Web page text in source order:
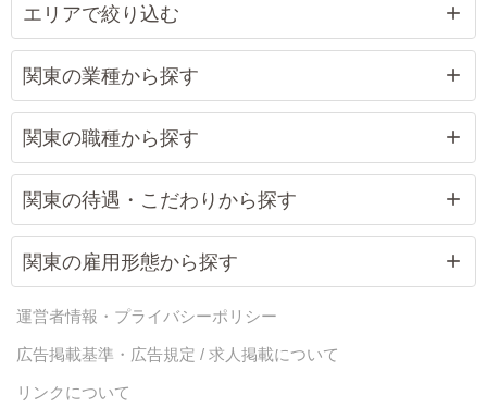
エリアで絞り込む
関東の業種から探す
関東の職種から探す
関東の待遇・こだわりから探す
関東の雇用形態から探す
運営者情報・プライバシーポリシー
広告掲載基準・広告規定 / 求人掲載について
リンクについて